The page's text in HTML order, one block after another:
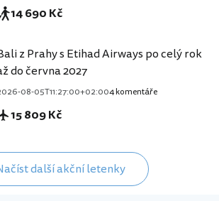
14 690 Kč
z Prahy s Etihad Airways po celý rok
do června 2027
08-05T11:27:00+02:004 komentáře
15 809 Kč
další akční letenky